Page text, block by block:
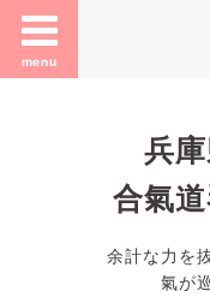
menu
兵
合氣
余計な力を
氣が